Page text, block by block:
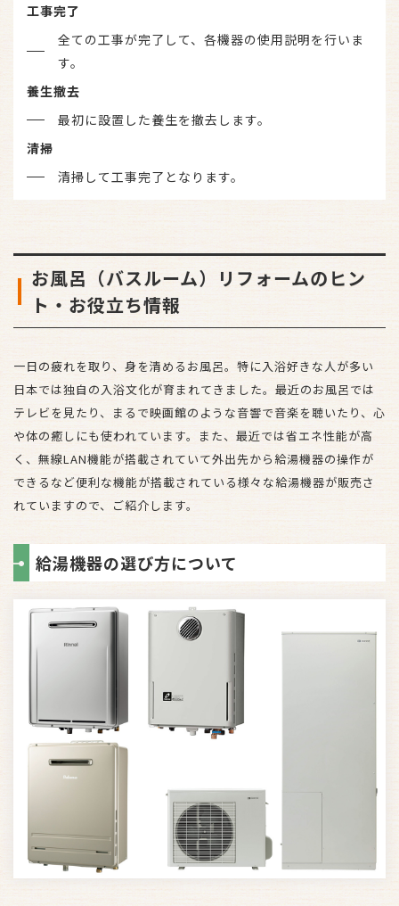
工事完了
全ての工事が完了して、各機器の使用説明を行いま
す。
養生撤去
最初に設置した養生を撤去します。
清掃
清掃して工事完了となります。
お風呂（バスルーム）リフォームのヒン
ト・お役立ち情報
一日の疲れを取り、身を清めるお風呂。特に入浴好きな人が多い
日本では独自の入浴文化が育まれてきました。最近のお風呂では
テレビを見たり、まるで映画館のような音響で音楽を聴いたり、心
や体の癒しにも使われています。また、最近では省エネ性能が高
く、無線LAN機能が搭載されていて外出先から給湯機器の操作が
できるなど便利な機能が搭載されている様々な給湯機器が販売さ
れていますので、ご紹介します。
給湯機器の選び方について